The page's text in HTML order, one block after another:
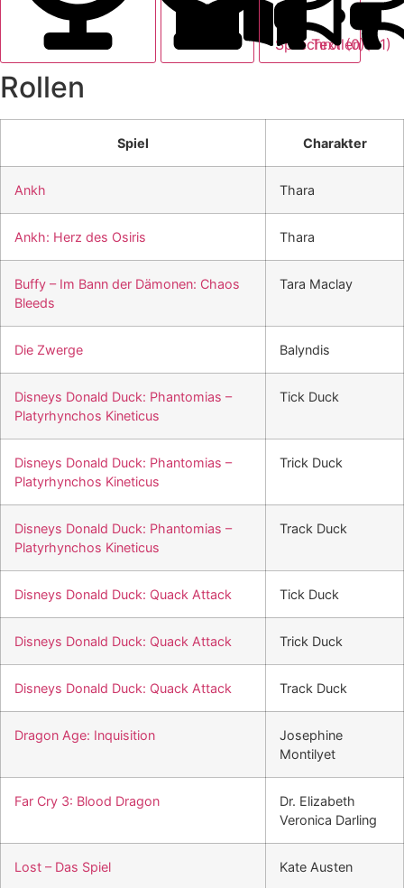
Sprechrollen (21)
Text (0)
Rollen
Spiel Charakter
Ankh Thara
Ankh: Herz des Osiris Thara
Buffy – Im Bann der Dämonen: Chaos
Bleeds
Tara Maclay
Die Zwerge Balyndis
Disneys Donald Duck: Phantomias –
Platyrhynchos Kineticus
Tick Duck
Disneys Donald Duck: Phantomias –
Platyrhynchos Kineticus
Trick Duck
Disneys Donald Duck: Phantomias –
Platyrhynchos Kineticus
Track Duck
Disneys Donald Duck: Quack Attack Tick Duck
Disneys Donald Duck: Quack Attack Trick Duck
Disneys Donald Duck: Quack Attack Track Duck
Dragon Age: Inquisition
Josephine
Montilyet
Far Cry 3: Blood Dragon
Dr. Elizabeth
Veronica Darling
Lost – Das Spiel Kate Austen